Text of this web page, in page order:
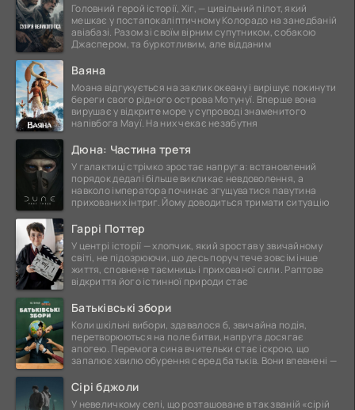
Головний герой історії, Хіг, — цивільний пілот, який
мешкає у постапокаліптичному Колорадо на занедбаній
авіабазі. Разом зі своїм вірним супутником, собакою
Джаспером, та буркотливим, але відданим
Ваяна
Моана відгукується на заклик океану і вирішує покинути
береги свого рідного острова Мотунуї. Вперше вона
вирушає у відкрите море у супроводі знаменитого
напівбога Мауї. На них чекає незабутня
Дюна: Частина третя
У галактиці стрімко зростає напруга: встановлений
порядок дедалі більше викликає невдоволення, а
навколо імператора починає згущуватися павутина
прихованих інтриг. Йому доводиться тримати ситуацію
Гаррі Поттер
У центрі історії — хлопчик, який зростав у звичайному
світі, не підозрюючи, що десь поруч тече зовсім інше
життя, сповнене таємниць і прихованої сили. Раптове
відкриття його істинної природи стає
Батьківські збори
Коли шкільні вибори, здавалося б, звичайна подія,
перетворюються на поле битви, напруга досягає
апогею. Перемога сина вчительки стає іскрою, що
запалює хвилю обурення серед батьків. Вони впевнені —
Сірі бджоли
У невеличкому селі, що розташоване в так званій «сірій